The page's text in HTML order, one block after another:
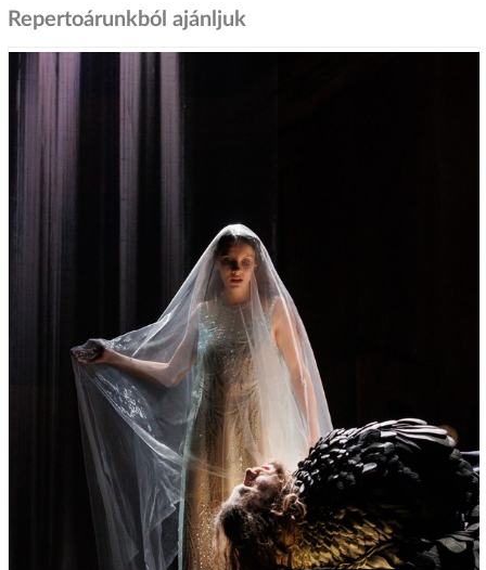
Repertoárunkból ajánljuk